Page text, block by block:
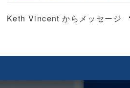
Keth Vincent からメッセージ